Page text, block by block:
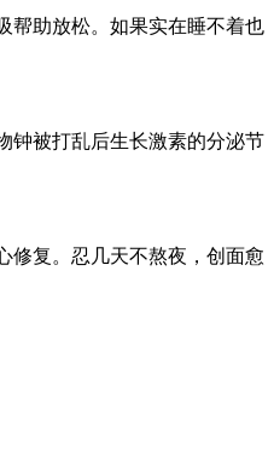
帮助放松。如果实在睡不着也
钟被打乱后生长激素的分泌节
修复。忍几天不熬夜，创面愈